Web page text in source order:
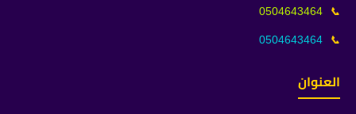
📞
0504643464
📞
0504643464
العنوان